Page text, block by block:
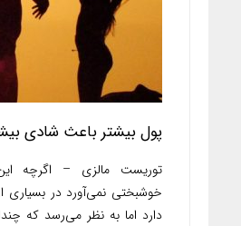
پول بیشتر باعث شادی
توریست مالزی – اگرچه
خوشبختی نمی‌آورد در بسیاری
دارد اما به نظر می‌رسد که